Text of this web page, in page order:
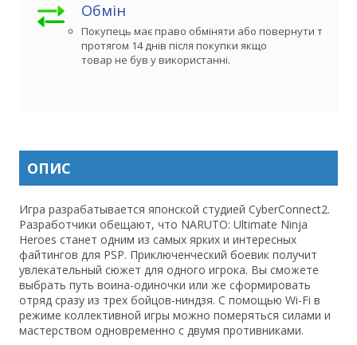
Обмін
Покупець має право обміняти або повернути товар
протягом 14 днів після покупки якщо
товар не був у використанні.
ОПИС
Игра разрабатывается японской студией CyberConnect2.
Разработчики обещают, что NARUTO: Ultimate Ninja
Heroes станет одним из самых ярких и интересных
файтингов для PSP. Приключенческий боевик получит
увлекательный сюжет для одного игрока. Вы сможете
выбрать путь воина-одиночки или же сформировать
отряд сразу из трех бойцов-ниндзя. С помощью Wi-Fi в
режиме коллективной игры можно померяться силами и
мастерством одновременно с двумя противниками.